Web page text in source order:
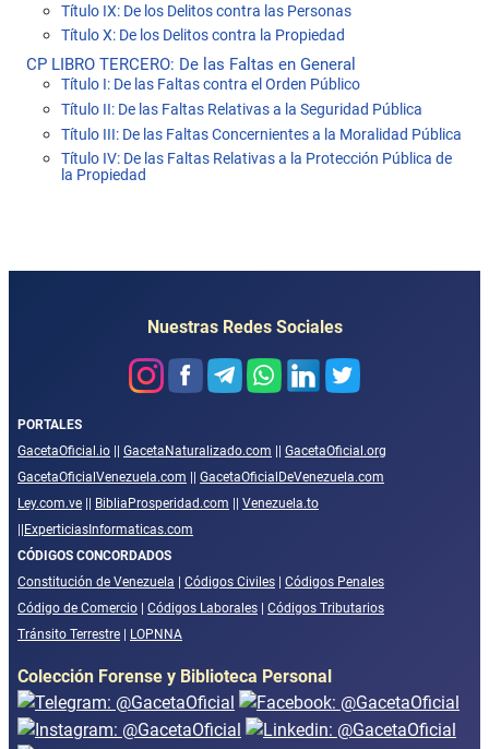
Título IX: De los Delitos contra las Personas
Título X: De los Delitos contra la Propiedad
CP LIBRO TERCERO: De las Faltas en General
Título I: De las Faltas contra el Orden Público
Título II: De las Faltas Relativas a la Seguridad Pública
Título III: De las Faltas Concernientes a la Moralidad Pública
Título IV: De las Faltas Relativas a la Protección Pública de
la Propiedad
Nuestras Redes Sociales
PORTALES
GacetaOficial.io || GacetaNaturalizado.com || GacetaOficial.org
GacetaOficialVenezuela.com || GacetaOficialDeVenezuela.com
Ley.com.ve || BibliaProsperidad.com || Venezuela.to
||ExperticiasInformaticas.com
CÓDIGOS CONCORDADOS
Constitución de Venezuela | Códigos Civiles | Códigos Penales
Código de Comercio | Códigos Laborales | Códigos Tributarios
Tránsito Terrestre | LOPNNA
Colección Forense y Biblioteca Personal